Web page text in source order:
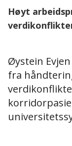
Høyt
Øystein
fra